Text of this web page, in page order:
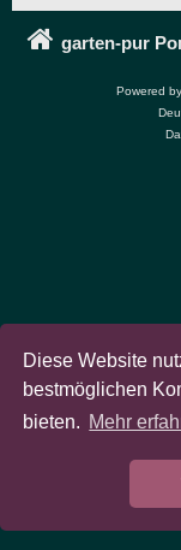
Diese Website
bestmöglichen
bieten. Mehr
garten-pur
Powered by